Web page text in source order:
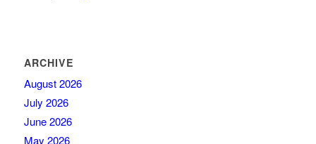
ARCHIVE
August 2026
July 2026
June 2026
May 2026